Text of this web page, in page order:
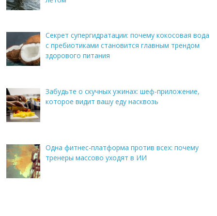
Секрет супергидратации: почему кокосовая вода
с пребиотиками становится главным трендом
здорового питания
Забудьте о скучных ужинах: шеф-приложение,
которое видит вашу еду насквозь
Одна фитнес-платформа против всех: почему
тренеры массово уходят в ИИ